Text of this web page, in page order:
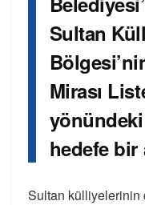
Sultan
Mirası
yönündeki
hedefe bir
Sultan külliyelerinin